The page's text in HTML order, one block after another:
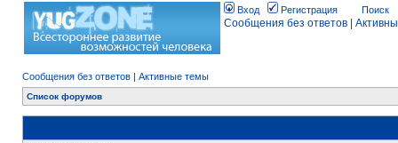
Вход Регистрация Поиск
Сообщения без ответов
Сообщения без ответов | Активные темы
Список форумов